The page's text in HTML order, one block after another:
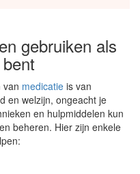
gebruiken als
van medicatie is van
en welzijn, ongeacht je
en hulpmiddelen kun
beheren. Hier zijn enkele